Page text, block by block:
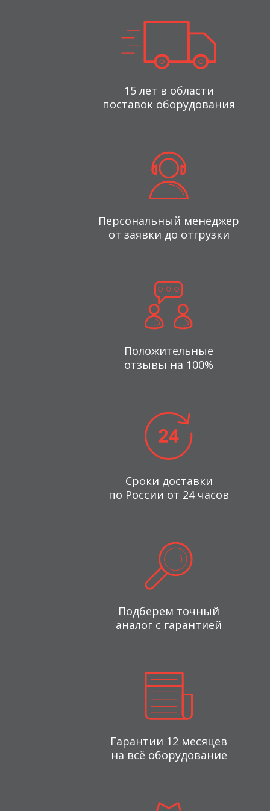
15 лет в области
поставок оборудования
Персональный менеджер
от заявки до отгрузки
Положительные
отзывы на 100%
Сроки доставки
по России от 24 часов
Подберем точный
аналог с гарантией
Гарантии 12 месяцев
на всё оборудование